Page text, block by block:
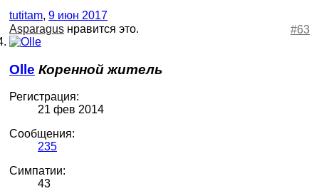
tutitam, 9 июн 2017
#63
Asparagus нравится это.
Olle Коренной житель
Регистрация:
21 фев 2014
Сообщения:
235
Симпатии:
43